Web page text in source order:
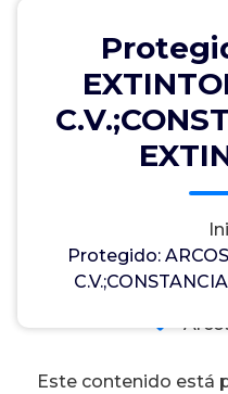
Protegido:
Protegido:
S.A. DE
EXTINTORES.
Marlo
Este contenido está